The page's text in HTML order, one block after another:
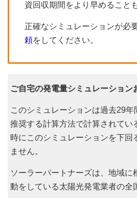
資回収期間をより早めること
正確なシミュレーションが必
頼をしてください。
ご自宅の発電量シミュレーション
このシミュレーションは過去29
推奨する計算方法で計算されてい
時にこのシミュレーションを下回
ません。
ソーラーパートナーズは、地域に
動をしている太陽光発電業者の全